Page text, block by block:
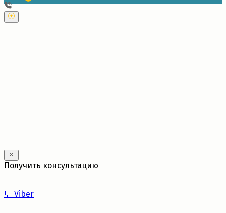
Получить консультацию
💬 Viber